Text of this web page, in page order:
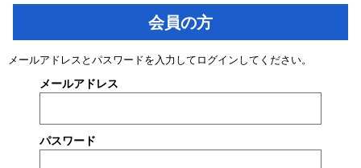
会員の方
メールアドレスとパスワードを入力してログインしてください。
メールアドレス
パスワード